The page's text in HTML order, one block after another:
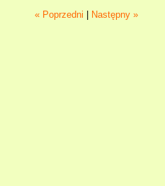
« Poprzedni
Następny »